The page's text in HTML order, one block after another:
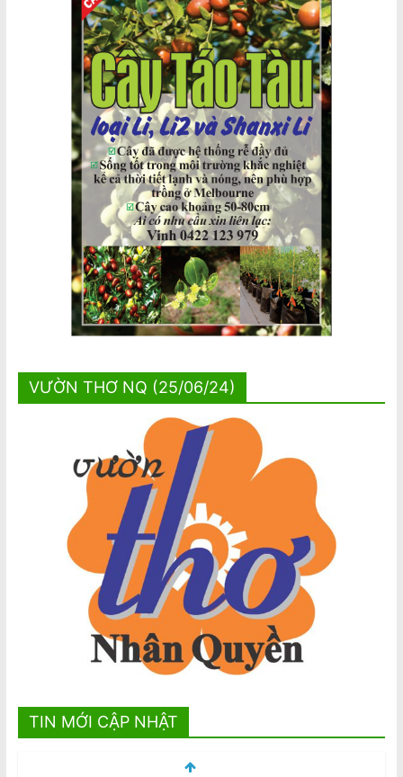
VƯỜN THƠ NQ (25/06/24)
TIN MỚI CẬP NHẬT